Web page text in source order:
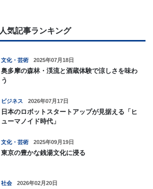
人気記事ランキング
文化・芸術 2025年07月18日
奥多摩の森林・渓流と酒蔵体験で涼しさを味わ
う
ビジネス 2026年07月17日
日本のロボットスタートアップが見据える「ヒ
ューマノイド時代」
文化・芸術 2025年09月19日
東京の豊かな銭湯文化に浸る
社会 2026年02月20日